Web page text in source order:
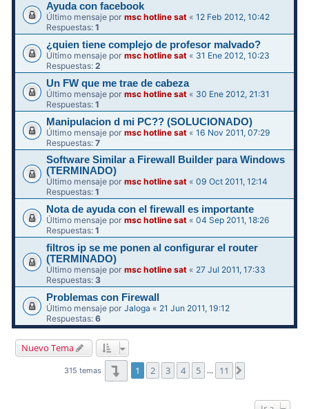
Ayuda con facebook
Último mensaje pormsc hotline sat «12 Feb 2012, 10:42
Respuestas:1
¿quien tiene complejo de profesor malvado?
Último mensaje pormsc hotline sat « 31 Ene 2012, 10:23
Respuestas:2
Un FW que me trae de cabeza
Último mensaje pormsc hotline sat « 30 Ene 2012, 21:31
Respuestas:1
Manipulacion d mi PC?? (SOLUCIONADO)
Último mensaje pormsc hotline sat «16 Nov 2011, 07:29
Respuestas:7
Software Similar a Firewall Builder para Windows
(TERMINADO)
Último mensaje pormsc hotline sat «09 Oct 2011, 12:14
Respuestas:1
Nota de ayuda con el firewall es importante
Último mensaje pormsc hotline sat «04 Sep 2011, 18:26
Respuestas:1
filtros ip se me ponen al configurar el router
(TERMINADO)
Último mensaje pormsc hotline sat « 27 Jul 2011, 17:33
Respuestas: 3
Problemas con Firewall
Último mensaje porJaloga « 21 Jun 2011, 19:12
Respuestas:6
Nuevo Tema
315 temas Página1 de 11
1 2 3 4 5 … 11